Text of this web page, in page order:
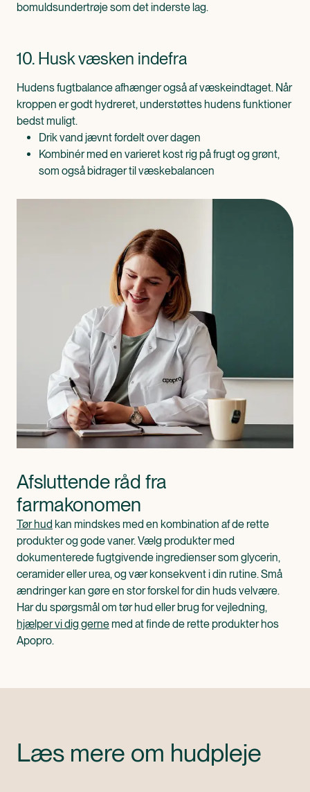
bomuldsundertrøje som det inderste lag.
10. Husk væsken indefra
Hudens fugtbalance afhænger også af væskeindtaget. Når
kroppen er godt hydreret, understøttes hudens funktioner
bedst muligt.
Drik vand jævnt fordelt over dagen
Kombinér med en varieret kost rig på frugt og grønt,
som også bidrager til væskebalancen
Afsluttende råd fra
farmakonomen
Tør hud kan mindskes med en kombination af de rette
produkter og gode vaner. Vælg produkter med
dokumenterede fugtgivende ingredienser som glycerin,
ceramider eller urea, og vær konsekvent i din rutine. Små
ændringer kan gøre en stor forskel for din huds velvære.
Har du spørgsmål om tør hud eller brug for vejledning,
hjælper vi dig gerne med at finde de rette produkter hos
Apopro.
Læs mere om hudpleje